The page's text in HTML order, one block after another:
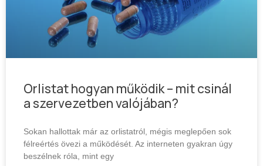
Orlistat hogyan működik – mit csinál
a szervezetben valójában?
Sokan hallottak már az orlistatról, mégis meglepően sok
félreértés övezi a működését. Az interneten gyakran úgy
beszélnek róla, mint egy